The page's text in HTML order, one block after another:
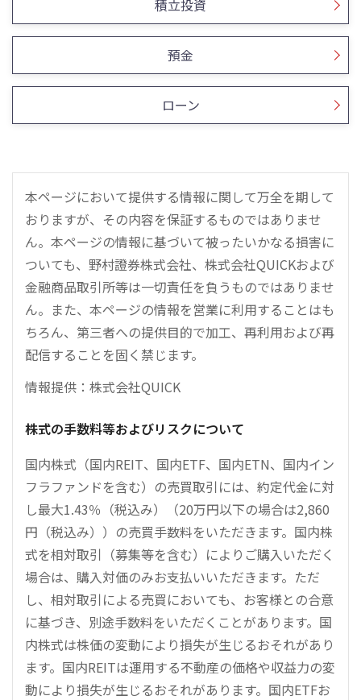
積立投資
預金
ローン
本ページにおいて提供する情報に関して万全を期して
おりますが、その内容を保証するものではありませ
ん。本ページの情報に基づいて被ったいかなる損害に
ついても、野村證券株式会社、株式会社QUICKおよび
金融商品取引所等は一切責任を負うものではありませ
ん。また、本ページの情報を営業に利用することはも
ちろん、第三者への提供目的で加工、再利用および再
配信することを固く禁じます。
情報提供：株式会社QUICK
株式の手数料等およびリスクについて
国内株式（国内REIT、国内ETF、国内ETN、国内イン
フラファンドを含む）の売買取引には、約定代金に対
し最大1.43％（税込み）（20万円以下の場合は2,860
円（税込み））の売買手数料をいただきます。国内株
式を相対取引（募集等を含む）によりご購入いただく
場合は、購入対価のみお支払いいただきます。ただ
し、相対取引による売買においても、お客様との合意
に基づき、別途手数料をいただくことがあります。国
内株式は株価の変動により損失が生じるおそれがあり
ます。国内REITは運用する不動産の価格や収益力の変
動により損失が生じるおそれがあります。国内ETFお